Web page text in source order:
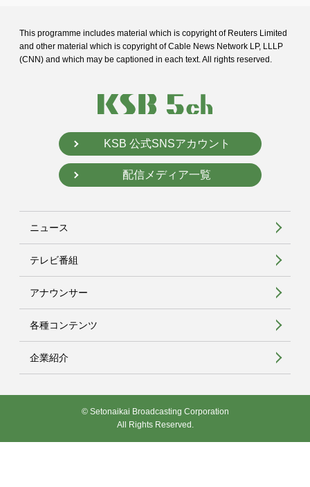
This programme includes material which is copyright of Reuters Limited
and other material which is copyright of Cable News Network LP, LLLP
(CNN) and which may be captioned in each text. All rights reserved.
KSB 公式SNSアカウント
配信メディア一覧
ニュース
テレビ番組
アナウンサー
各種コンテンツ
企業紹介
© Setonaikai Broadcasting Corporation
All Rights Reserved.